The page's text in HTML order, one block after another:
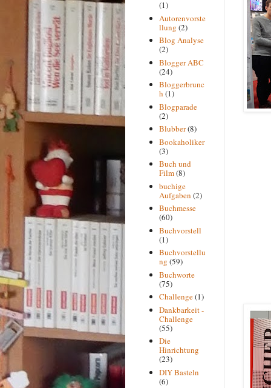
(1)
Autorenvorste
llung (2)
Blog Analyse
(2)
Blogger ABC
(24)
Bloggerbrunc
h (1)
Blogparade
(2)
Blubber(8)
Bookaholiker
(3)
Buch und
Film(8)
buchige
Aufgaben (2)
Buchmesse
(60)
Buchvorstell
(1)
Buchvorstellu
ng (59)
Buchworte
(75)
Challenge(1)
Dankbarkeit -
Challenge
(55)
Die
Hinrichtung
(23)
DIY Basteln
(6)